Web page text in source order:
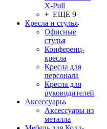
X-Pull
+ ЕЩЕ 9
Кресла и стулья
Офисные
стулья
Конференц-
кресла
Кресла для
персонала
Кресла для
руководителей
Аксессуары
Аксессуары из
металла